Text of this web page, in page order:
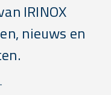
IRINOX
nieuws en